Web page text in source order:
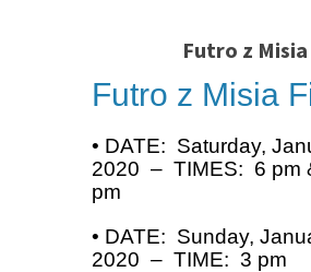
Futro z Misia
Futro z Misia
• DATE: Saturday,
2020 – TIMES: 6 pm
pm
• DATE: Sunday,
2020 – TIME: 3 pm